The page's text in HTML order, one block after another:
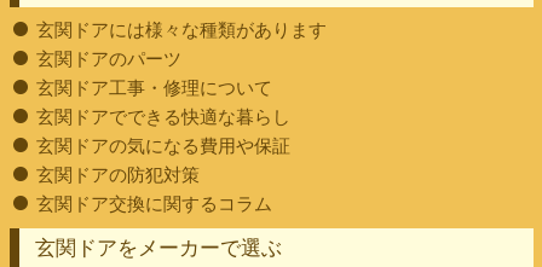
玄関ドアには様々な種類があります
玄関ドアのパーツ
玄関ドア工事・修理について
玄関ドアでできる快適な暮らし
玄関ドアの気になる費用や保証
玄関ドアの防犯対策
玄関ドア交換に関するコラム
玄関ドアをメーカーで選ぶ